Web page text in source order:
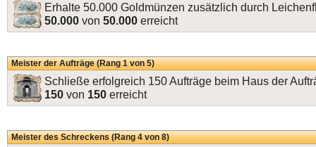
Erhalte 50.000 Goldmünzen zusätzlich durch
50.000 von 50.000 erreicht
Meister der Aufträge (Rang 1 von 5)
Schließe erfolgreich 150 Aufträge beim Haus der
150 von 150 erreicht
Meister des Schreckens (Rang 4 von 8)